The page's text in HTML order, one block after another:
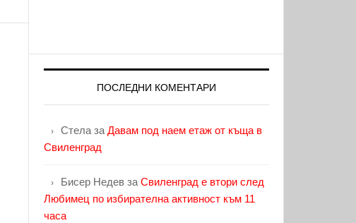
ПОСЛЕДНИ КОМЕНТАРИ
Стела за Давам под наем етаж от къща в
Свиленград
Бисер Недев за Свиленград е втори след
Любимец по избирателна активност към 11
часа